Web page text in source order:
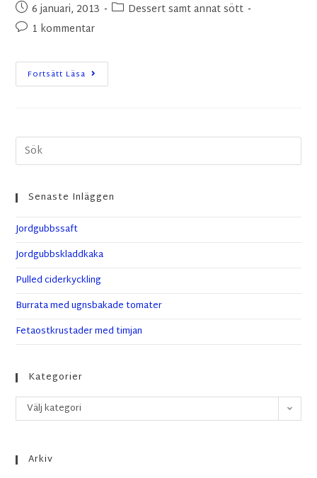
6 januari, 2013
Dessert samt annat sött
1 kommentar
Fortsätt Läsa
Senaste Inläggen
Jordgubbssaft
Jordgubbskladdkaka
Pulled ciderkyckling
Burrata med ugnsbakade tomater
Fetaostkrustader med timjan
Kategorier
Välj kategori
Arkiv